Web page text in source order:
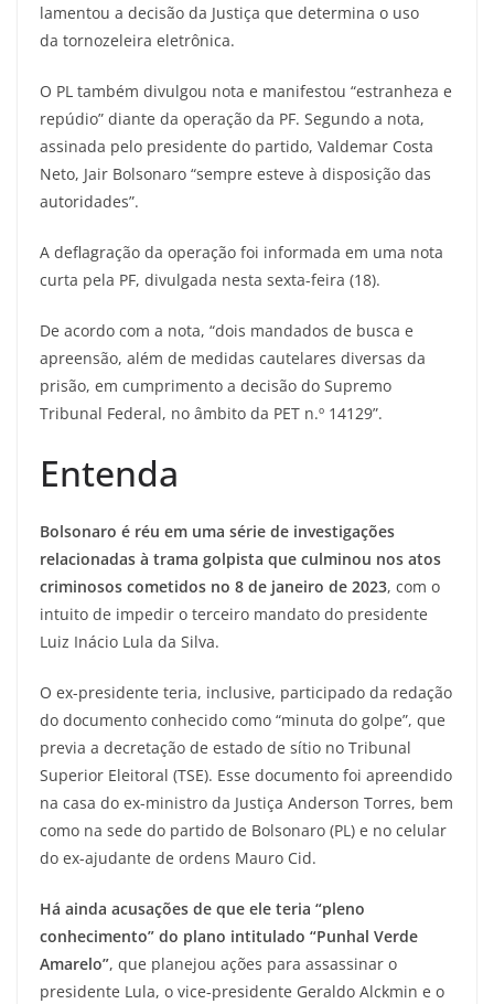
lamentou a decisão da Justiça que determina o uso
da tornozeleira eletrônica.
O PL também divulgou nota e manifestou “estranheza e
repúdio” diante da operação da PF. Segundo a nota,
assinada pelo presidente do partido, Valdemar Costa
Neto, Jair Bolsonaro “sempre esteve à disposição das
autoridades”.
A deflagração da operação foi informada em uma nota
curta pela PF, divulgada nesta sexta-feira (18).
De acordo com a nota, “dois mandados de busca e
apreensão, além de medidas cautelares diversas da
prisão, em cumprimento a decisão do Supremo
Tribunal Federal, no âmbito da PET n.º 14129”.
Entenda
Bolsonaro é réu em uma série de investigações
relacionadas à trama golpista que culminou nos atos
criminosos cometidos no 8 de janeiro de 2023, com o
intuito de impedir o terceiro mandato do presidente
Luiz Inácio Lula da Silva.
O ex-presidente teria, inclusive, participado da redação
do documento conhecido como “minuta do golpe”, que
previa a decretação de estado de sítio no Tribunal
Superior Eleitoral (TSE). Esse documento foi apreendido
na casa do ex-ministro da Justiça Anderson Torres, bem
como na sede do partido de Bolsonaro (PL) e no celular
do ex-ajudante de ordens Mauro Cid.
Há ainda acusações de que ele teria “pleno
conhecimento” do plano intitulado “Punhal Verde
Amarelo”, que planejou ações para assassinar o
presidente Lula, o vice-presidente Geraldo Alckmin e o